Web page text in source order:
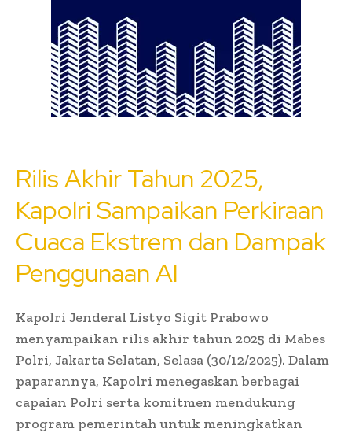
Rilis Akhir Tahun 2025,
Kapolri Sampaikan Perkiraan
Cuaca Ekstrem dan Dampak
Penggunaan AI
Kapolri Jenderal Listyo Sigit Prabowo
menyampaikan rilis akhir tahun 2025 di Mabes
Polri, Jakarta Selatan, Selasa (30/12/2025). Dalam
paparannya, Kapolri menegaskan berbagai
capaian Polri serta komitmen mendukung
program pemerintah untuk meningkatkan